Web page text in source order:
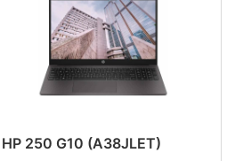
HP 250 G10 (A38JLET)